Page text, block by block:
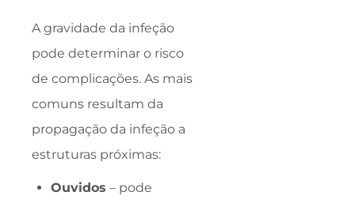
A gravidade da infeção
pode determinar o risco
de complicações. As mais
comuns resultam da
propagação da infeção a
estruturas próximas:
Ouvidos – pode